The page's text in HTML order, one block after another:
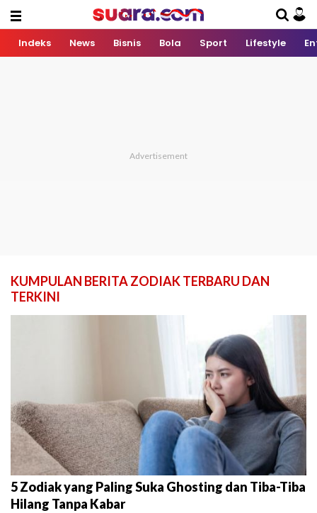
Indeks News Bisnis Bola Sport Lifestyle
KUMPULAN BERITA ZODIAK TERBARU DAN
TERKINI
5 Zodiak yang Paling Suka Ghosting dan Tiba-Tiba
Hilang Tanpa Kabar